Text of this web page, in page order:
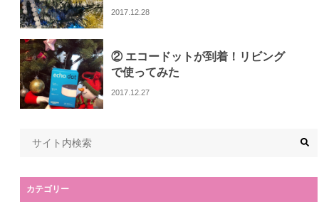
て、できることが増えて楽しくな
2017.12.28
② エコードットが到着！リビング
で使ってみた
2017.12.27
カテゴリー